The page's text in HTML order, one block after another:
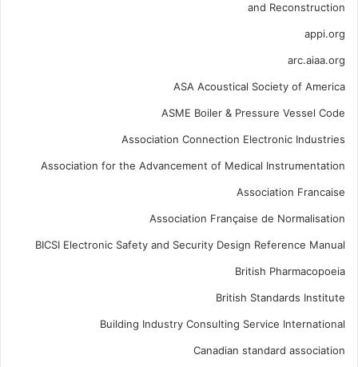
and Reconstruction
appi.org
arc.aiaa.org
ASA Acoustical Society of America
ASME Boiler & Pressure Vessel Code
Association Connection Electronic Industries
Association for the Advancement of Medical Instrumentation
Association Francaise
Association Française de Normalisation
BICSI Electronic Safety and Security Design Reference Manual
British Pharmacopoeia
British Standards Institute
Building Industry Consulting Service International
Canadian standard association